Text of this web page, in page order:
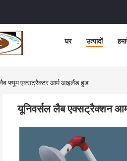
घर उत्पादों
फ्यूम एक्सट्रैक्टर आर्म आइलैंड हुड
यूनिवर्सल लैब एक्सट्रैक्शन